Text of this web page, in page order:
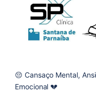
😔 Cansaço Mental,
Emocional 💔